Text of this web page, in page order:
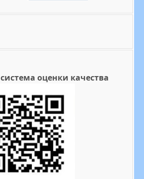
оценки качества